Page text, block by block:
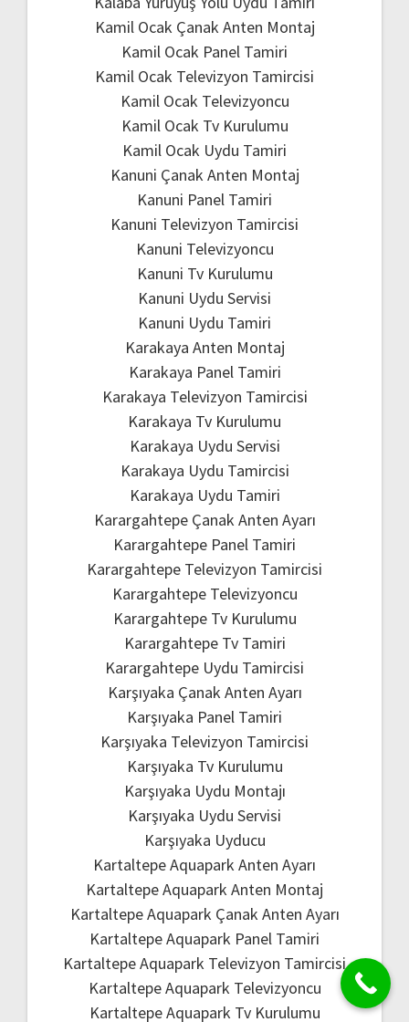
Kamil Ocak Çanak Anten Montaj
Kamil Ocak Panel Tamiri
Kamil Ocak Televizyon Tamircisi
Kamil Ocak Televizyoncu
Kamil Ocak Tv Kurulumu
Kamil Ocak Uydu Tamiri
Kanuni Çanak Anten Montaj
Kanuni Panel Tamiri
Kanuni Televizyon Tamircisi
Kanuni Televizyoncu
Kanuni Tv Kurulumu
Kanuni Uydu Servisi
Kanuni Uydu Tamiri
Karakaya Anten Montaj
Karakaya Panel Tamiri
Karakaya Televizyon Tamircisi
Karakaya Tv Kurulumu
Karakaya Uydu Servisi
Karakaya Uydu Tamircisi
Karakaya Uydu Tamiri
Karargahtepe Çanak Anten Ayarı
Karargahtepe Panel Tamiri
Karargahtepe Televizyon Tamircisi
Karargahtepe Televizyoncu
Karargahtepe Tv Kurulumu
Karargahtepe Tv Tamiri
Karargahtepe Uydu Tamircisi
Karşıyaka Çanak Anten Ayarı
Karşıyaka Panel Tamiri
Karşıyaka Televizyon Tamircisi
Karşıyaka Tv Kurulumu
Karşıyaka Uydu Montajı
Karşıyaka Uydu Servisi
Karşıyaka Uyducu
Kartaltepe Aquapark Anten Ayarı
Kartaltepe Aquapark Anten Montaj
Kartaltepe Aquapark Çanak Anten Ayarı
Kartaltepe Aquapark Panel Tamiri
Kartaltepe Aquapark Televizyon Tamircisi
Kartaltepe Aquapark Televizyoncu
Kartaltepe Aquapark Tv Kurulumu